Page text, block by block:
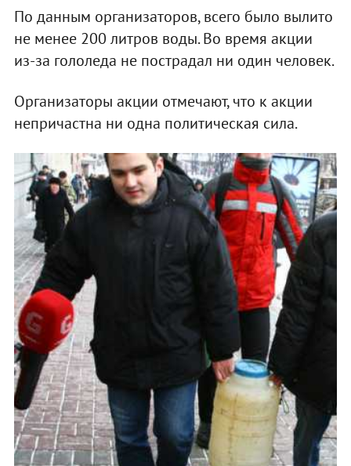
По данным организаторов, всего было вылито
не менее 200 литров воды. Во время акции
из-за гололеда не пострадал ни один человек.
Организаторы акции отмечают, что к акции
непричастна ни одна политическая сила.